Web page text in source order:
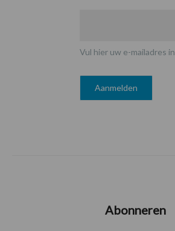
Vul hier uw e-mailadres in
Abonneren